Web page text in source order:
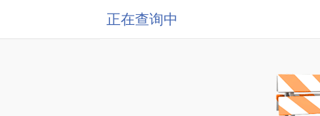
正在查询中